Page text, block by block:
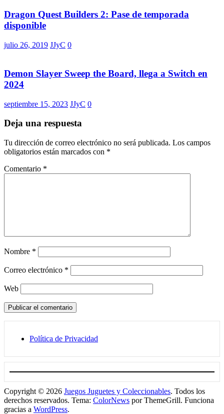
Dragon Quest Builders 2: Pase de temporada
disponible
julio 26, 2019 JJyC 0
Demon Slayer Sweep the Board, llega a Switch en
2024
septiembre 15, 2023 JJyC 0
Deja una respuesta
Tu dirección de correo electrónico no será publicada. Los campos
obligatorios están marcados con *
Comentario *
Nombre *
Correo electrónico *
Web
Política de Privacidad
Copyright © 2026 Juegos Juguetes y Coleccionables. Todos los
derechos reservados. Tema: ColorNews por ThemeGrill. Funciona
gracias a WordPress.